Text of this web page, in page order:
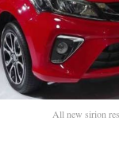
n
j
u
a
l
a
All new sirion